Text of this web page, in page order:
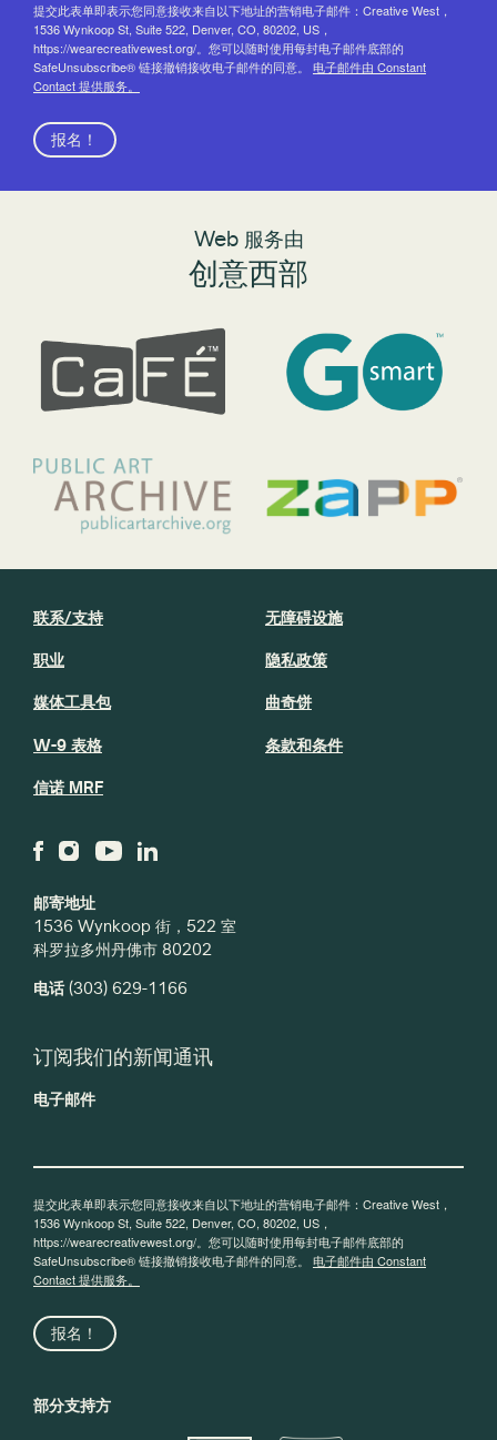
提交此表单即表示您同意接收来自以下地址的营销电子邮件：Creative West，
1536 Wynkoop St, Suite 522, Denver, CO, 80202, US，
https://wearecreativewest.org/。您可以随时使用每封电子邮件底部的
SafeUnsubscribe® 链接撤销接收电子邮件的同意。 电子邮件由 Constant
Contact 提供服务。
报名！
Web 服务由
创意西部
邮寄地址
1536 Wynkoop 街，522 室
科罗拉多州丹佛市 80202
电话(303) 629-1166
联系/支持
职业
媒体工具包
W-9 表格
信诺 MRF
无障碍设施
隐私政策
曲奇饼
条款和条件
订阅我们的新闻通讯
电子邮件
提交此表单即表示您同意接收来自以下地址的营销电子邮件：Creative West，
1536 Wynkoop St, Suite 522, Denver, CO, 80202, US，
https://wearecreativewest.org/。您可以随时使用每封电子邮件底部的
SafeUnsubscribe® 链接撤销接收电子邮件的同意。 电子邮件由 Constant
Contact 提供服务。
报名！
部分支持方